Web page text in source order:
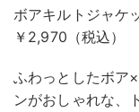
ボアキルトジャケ
￥2,970（税込）
ふわっとしたボア
ンがおしゃれな、